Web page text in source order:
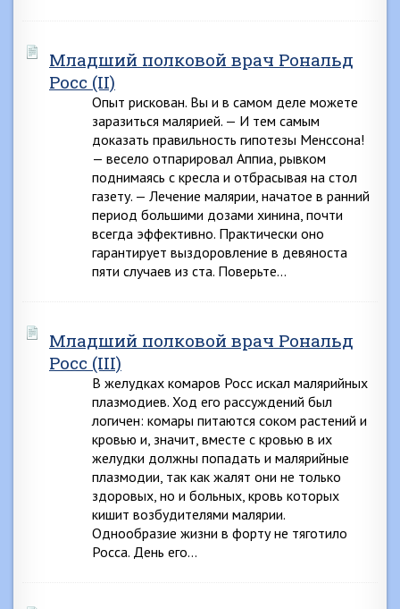
Младший полковой врач Рональд
Росс (II)
Опыт рискован. Вы и в самом деле можете
заразиться малярией. — И тем самым
доказать правильность гипотезы Менссона!
— весело отпарировал Аппиа, рывком
поднимаясь с кресла и отбрасывая на стол
газету. — Лечение малярии, начатое в ранний
период большими дозами хинина, почти
всегда эффективно. Практически оно
гарантирует выздоровление в девяноста
пяти случаев из ста. Поверьте…
Младший полковой врач Рональд
Росс (III)
В желудках комаров Росс искал малярийных
плазмодиев. Ход его рассуждений был
логичен: комары питаются соком растений и
кровью и, значит, вместе с кровью в их
желудки должны попадать и малярийные
плазмодии, так как жалят они не только
здоровых, но и больных, кровь которых
кишит возбудителями малярии.
Однообразие жизни в форту не тяготило
Росса. День его…